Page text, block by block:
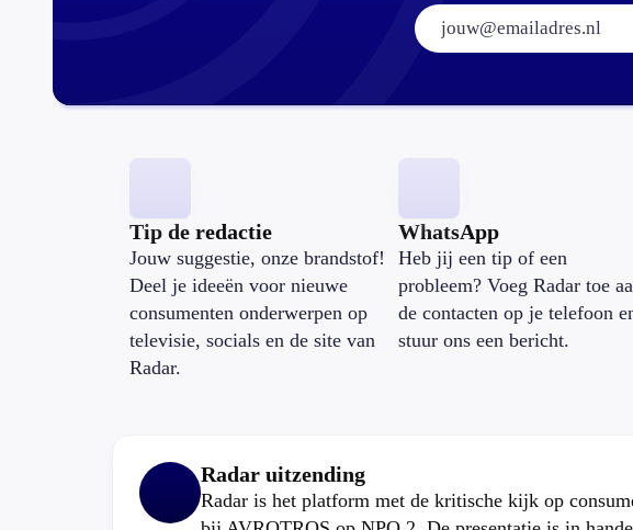
Tip de redactie
Jouw suggestie, onze brandstof!
Deel je ideeën voor nieuwe
consumenten onderwerpen op
televisie, socials en de site van
Radar.
WhatsApp
Heb jij een tip of een
probleem? Voeg Radar toe
de contacten op je telefoon
stuur ons een bericht.
Radar uitzending
Radar is het platform met de kritische kijk op